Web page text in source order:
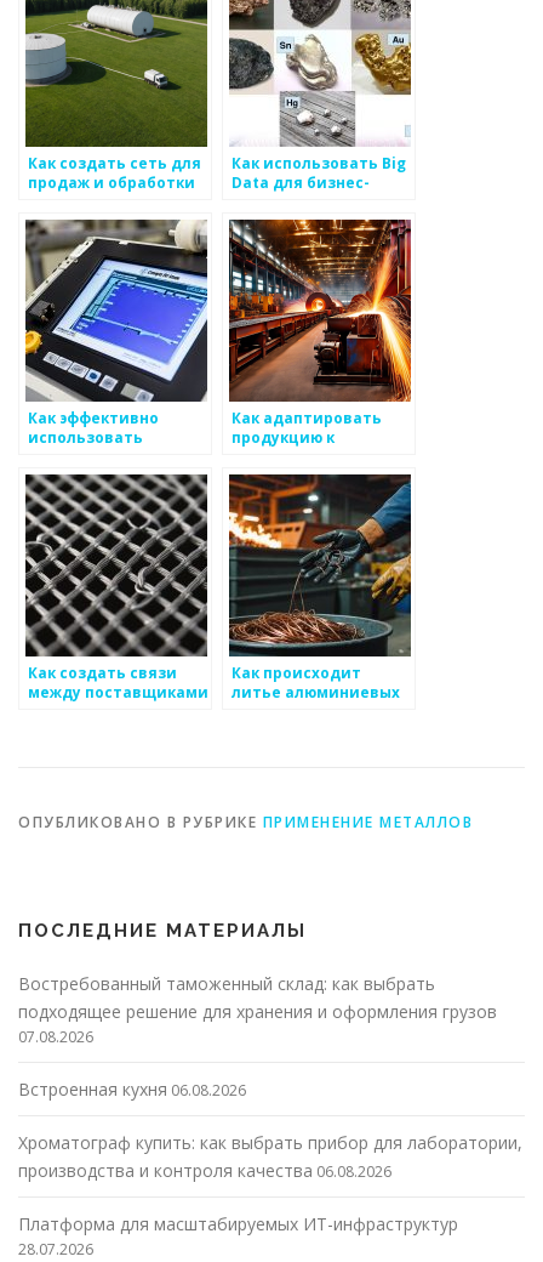
Как создать сеть для
продаж и обработки
металлическим
изделиям
Как использовать Big
Data для бизнес-
производстве
металлоизделий
Как эффективно
использовать
для развития
бизнеса в сфере
металоизделий
Как адаптировать
продукцию к
заказчиков в сфере
металлоизделий
Как создать связи
между поставщиками
Как происходит
литье алюминиевых
ОПУБЛИКОВАНО В РУБРИКЕ ПРИМЕНЕНИЕ МЕТАЛЛОВ
ПОСЛЕДНИЕ МАТЕРИАЛЫ
Востребованный таможенный склад: как выбрать
подходящее решение для хранения и оформления грузов
07.08.2026
Встроенная кухня 06.08.2026
Хроматограф купить: как выбрать прибор для лаборатории,
производства и контроля качества 06.08.2026
Платформа для масштабируемых ИТ-инфраструктур
28.07.2026